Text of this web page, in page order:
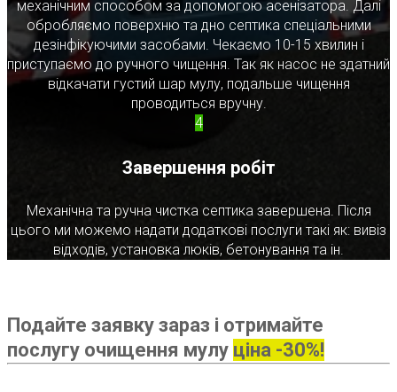
механічним способом за допомогою асенізатора. Далі
обробляємо поверхню та дно септика спеціальними
дезінфікуючими засобами. Чекаємо 10-15 хвилин і
приступаємо до ручного чищення. Так як насос не здатний
відкачати густий шар мулу, подальше чищення
проводиться вручну.
4
Завершення робіт
Механічна та ручна чистка септика завершена. Після
цього ми можемо надати додаткові послуги такі як: вивіз
відходів, установка люків, бетонування та ін.
Подайте заявку зараз і отримайте
послугу очищення мулу ціна -30%!